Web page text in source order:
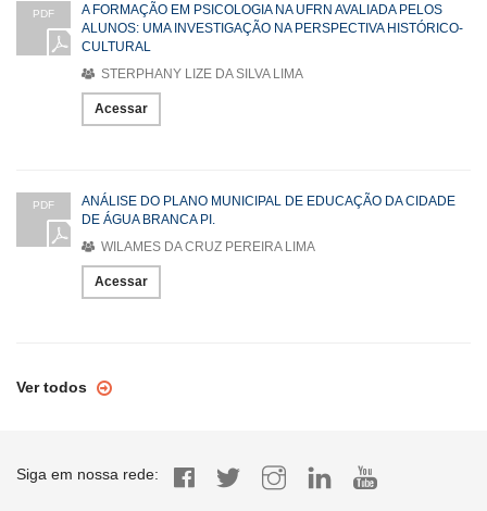
PDF
A FORMAÇÃO EM PSICOLOGIA NA UFRN AVALIADA PELOS
ALUNOS: UMA INVESTIGAÇÃO NA PERSPECTIVA HISTÓRICO-
CULTURAL
STERPHANY LIZE DA SILVA LIMA
Acessar
PDF
ANÁLISE DO PLANO MUNICIPAL DE EDUCAÇÃO DA CIDADE
DE ÁGUA BRANCA PI.
WILAMES DA CRUZ PEREIRA LIMA
Acessar
Ver todos
Siga em nossa rede: